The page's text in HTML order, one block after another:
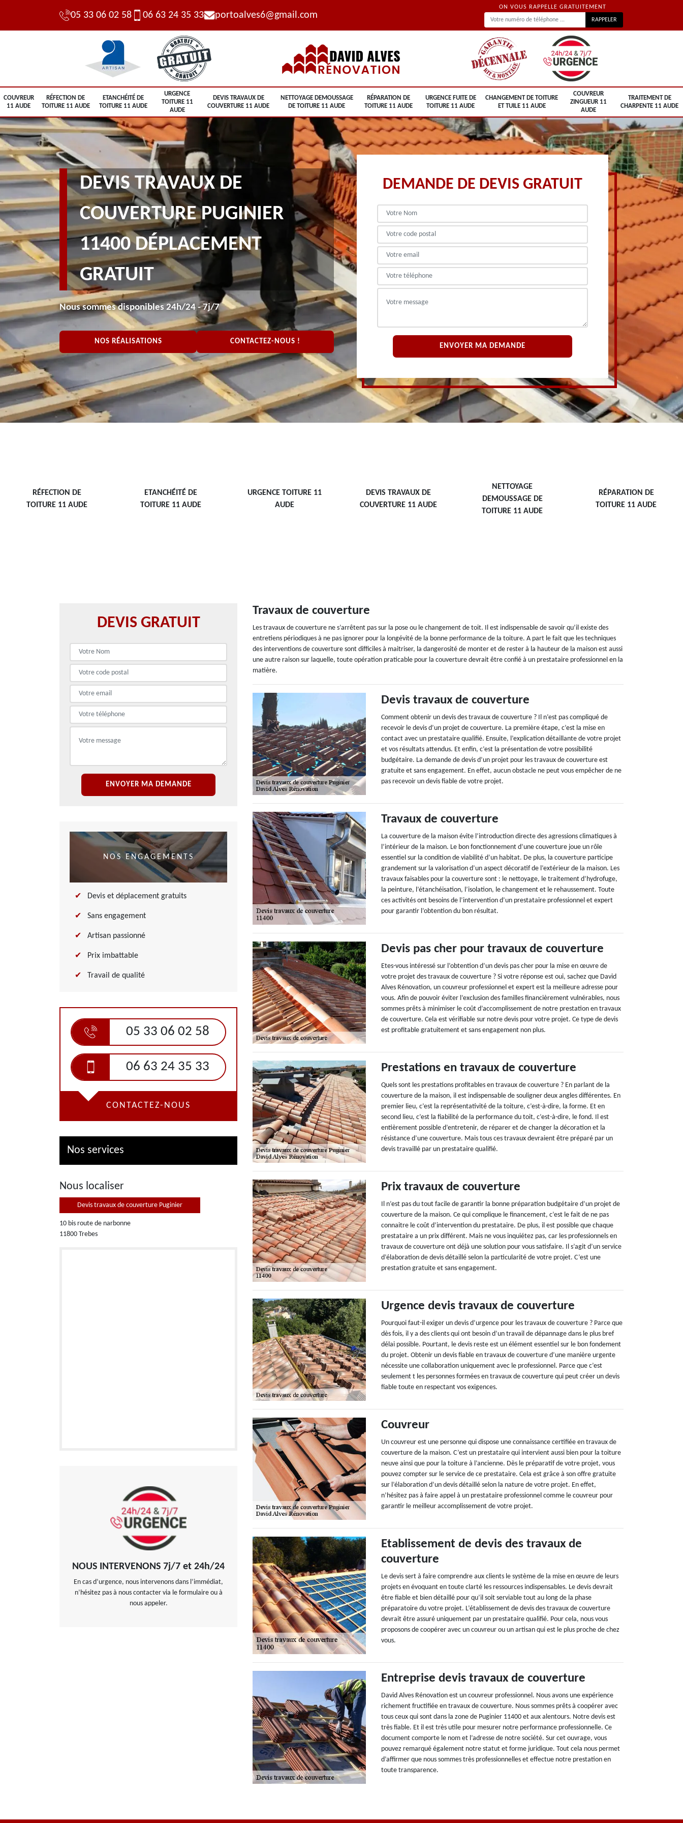
05 33 06 02 58 06 63 24 35 33 portoalves6@gmail.com
ON VOUS RAPPELLE GRATUITEMENT
COUVREUR
11 AUDE
RÉFECTION DE
TOITURE 11 AUDE
ETANCHÉITÉ DE
TOITURE 11 AUDE
URGENCE
TOITURE 11
AUDE
DEVIS TRAVAUX DE
COUVERTURE 11 AUDE
NETTOYAGE DEMOUSSAGE
DE TOITURE 11 AUDE
RÉPARATION DE
TOITURE 11 AUDE
URGENCE FUITE DE
TOITURE 11 AUDE
CHANGEMENT DE TOITURE
ET TUILE 11 AUDE
COUVREUR
ZINGUEUR 11
AUDE
TRAITEMENT DE
CHARPENTE 11 AUDE
DEVIS TRAVAUX DE
COUVERTURE PUGINIER
11400 DÉPLACEMENT
GRATUIT
Nous sommes disponibles 24h/24 - 7j/7
NOS RÉALISATIONS CONTACTEZ-NOUS !
DEMANDE DE DEVIS GRATUIT
RÉFECTION DE
TOITURE 11 AUDE
ETANCHÉITÉ DE
TOITURE 11 AUDE
URGENCE TOITURE 11
AUDE
DEVIS TRAVAUX DE
COUVERTURE 11 AUDE
NETTOYAGE
DEMOUSSAGE DE
TOITURE 11 AUDE
RÉPARATION DE
TOITURE 11 AUDE
DEVIS GRATUIT
NOS ENGAGEMENTS
Devis et déplacement gratuits
Sans engagement
Artisan passionné
Prix imbattable
Travail de qualité
05 33 06 02 58
06 63 24 35 33
CONTACTEZ-NOUS
Nos services
Nous localiser
Devis travaux de couverture Puginier
10 bis route de narbonne
11800 Trebes
NOUS INTERVENONS 7j/7 et 24h/24
En cas d’urgence, nous intervenons dans l’immédiat,
n’hésitez pas à nous contacter via le formulaire ou à
nous appeler.
Travaux de couverture
Les travaux de couverture ne s’arrêtent pas sur la pose ou le changement de toit. Il est indispensable de savoir qu’il existe des
entretiens périodiques à ne pas ignorer pour la longévité de la bonne performance de la toiture. A part le fait que les techniques
des interventions de couverture sont difficiles à maitriser, la dangerosité de monter et de rester à la hauteur de la maison est aussi
une autre raison sur laquelle, toute opération praticable pour la couverture devrait être confié à un prestataire professionnel en la
matière.
Devis travaux de couverture
Comment obtenir un devis des travaux de couverture ? Il n’est pas compliqué de
recevoir le devis d’un projet de couverture. La première étape, c’est la mise en
contact avec un prestataire qualifié. Ensuite, l’explication détaillante de votre projet
et vos résultats attendus. Et enfin, c’est la présentation de votre possibilité
budgétaire. La demande de devis d’un projet pour les travaux de couverture est
gratuite et sans engagement. En effet, aucun obstacle ne peut vous empêcher de ne
pas recevoir un devis fiable de votre projet.
Travaux de couverture
La couverture de la maison évite l’introduction directe des agressions climatiques à
l’intérieur de la maison. Le bon fonctionnement d’une couverture joue un rôle
essentiel sur la condition de viabilité d’un habitat. De plus, la couverture participe
grandement sur la valorisation d’un aspect décoratif de l’extérieur de la maison. Les
travaux faisables pour la couverture sont : le nettoyage, le traitement d’hydrofuge,
la peinture, l’étanchéisation, l’isolation, le changement et le rehaussement. Toute
ces activités ont besoins de l’intervention d’un prestataire professionnel et expert
pour garantir l’obtention du bon résultat.
Devis pas cher pour travaux de couverture
Etes-vous intéressé sur l’obtention d’un devis pas cher pour la mise en œuvre de
votre projet des travaux de couverture ? Si votre réponse est oui, sachez que David
Alves Rénovation, un couvreur professionnel et expert est la meilleure adresse pour
vous. Afin de pouvoir éviter l’exclusion des familles financièrement vulnérables, nous
sommes prêts à minimiser le coût d’accomplissement de notre prestation en travaux
de couverture. Cela est vérifiable sur notre devis pour votre projet. Ce type de devis
est profitable gratuitement et sans engagement non plus.
Prestations en travaux de couverture
Quels sont les prestations profitables en travaux de couverture ? En parlant de la
couverture de la maison, il est indispensable de souligner deux angles différentes. En
premier lieu, c’est la représentativité de la toiture, c’est-à-dire, la forme. Et en
second lieu, c’est la fiabilité de la performance du toit, c’est-à-dire, le fond. Il est
entièrement possible d’entretenir, de réparer et de changer la décoration et la
résistance d’une couverture. Mais tous ces travaux devraient être préparé par un
devis travaillé par un prestataire qualifié.
Prix travaux de couverture
Il n’est pas du tout facile de garantir la bonne préparation budgétaire d’un projet de
couverture de la maison. Ce qui complique le financement, c’est le fait de ne pas
connaitre le coût d’intervention du prestataire. De plus, il est possible que chaque
prestataire a un prix différent. Mais ne vous inquiétez pas, car les professionnels en
travaux de couverture ont déjà une solution pour vous satisfaire. Il s’agit d’un service
d’élaboration de devis détaillé selon la particularité de votre projet. C’est une
prestation gratuite et sans engagement.
Urgence devis travaux de couverture
Pourquoi faut-il exiger un devis d’urgence pour les travaux de couverture ? Parce que
dès fois, il y a des clients qui ont besoin d’un travail de dépannage dans le plus bref
délai possible. Pourtant, le devis reste est un élément essentiel sur le bon fondement
du projet. Obtenir un devis fiable en travaux de couverture d’une manière urgente
nécessite une collaboration uniquement avec le professionnel. Parce que c’est
seulement t les personnes formées en travaux de couverture qui peut créer un devis
fiable toute en respectant vos exigences.
Couvreur
Un couvreur est une personne qui dispose une connaissance certifiée en travaux de
couverture de la maison. C’est un prestataire qui intervient aussi bien pour la toiture
neuve ainsi que pour la toiture à l’ancienne. Dès le préparatif de votre projet, vous
pouvez compter sur le service de ce prestataire. Cela est grâce à son offre gratuite
sur l’élaboration d’un devis détaillé selon la nature de votre projet. En effet,
n’hésitez pas à faire appel à un prestataire professionnel comme le couvreur pour
garantir le meilleur accomplissement de votre projet.
Etablissement de devis des travaux de
couverture
Le devis sert à faire comprendre aux clients le système de la mise en œuvre de leurs
projets en évoquant en toute clarté les ressources indispensables. Le devis devrait
être fiable et bien détaillé pour qu’il soit serviable tout au long de la phase
préparatoire du votre projet. L’établissement de devis des travaux de couverture
devrait être assuré uniquement par un prestataire qualifié. Pour cela, nous vous
proposons de coopérer avec un couvreur ou un artisan qui est le plus proche de chez
vous.
Entreprise devis travaux de couverture
David Alves Rénovation est un couvreur professionnel. Nous avons une expérience
richement fructifiée en travaux de couverture. Nous sommes prêts à coopérer avec
tous ceux qui sont dans la zone de Puginier 11400 et aux alentours. Notre devis est
très fiable. Et il est très utile pour mesurer notre performance professionnelle. Ce
document comporte le nom et l’adresse de notre société. Sur cet ouvrage, vous
pouvez remarqué également notre statut et forme juridique. Tout cela nous permet
d’affirmer que nous sommes très professionnelles et effectue notre prestation en
toute transparence.